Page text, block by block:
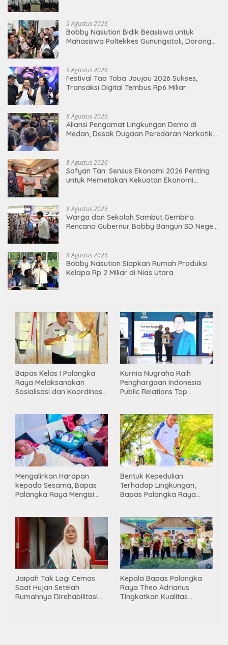
9 Agustus 2026
Bobby Nasution Bidik Beasiswa untuk
Mahasiswa Poltekkes Gunungsitoli, Dorong
9 Agustus 2026
Festival Tao Toba Joujou 2026 Sukses,
Transaksi Digital Tembus Rp6 Miliar
8 Agustus 2026
Aliansi Pengamat Lingkungan Demo di
Medan, Desak Dugaan Peredaran Narkotika
8 Agustus 2026
Sofyan Tan: Sensus Ekonomi 2026 Penting
untuk Memetakan Kekuatan Ekonomi
8 Agustus 2026
Warga dan Sekolah Sambut Gembira
Rencana Gubernur Bobby Bangun SD Negeri
8 Agustus 2026
Bobby Nasution Siapkan Rumah Produksi
Kelapa Rp 2 Miliar di Nias Utara
Bapas Kelas I Palangka
Raya Melaksanakan
Sosialisasi dan Koordinasi
Kurnia Nugraha Raih
Penghargaan Indonesia
Public Relations Top
Mengalirkan Harapan
kepada Sesama, Bapas
Palangka Raya Mengisi
Bentuk Kepedulian
Terhadap Lingkungan,
Bapas Palangka Raya
ke-81
Jaipah Tak Lagi Cemas
Saat Hujan Setelah
Rumahnya Direhabilitasi
Kepala Bapas Palangka
Raya Theo Adrianus
Tingkatkan Kualitas